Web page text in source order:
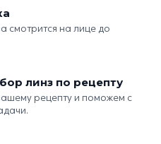
смотрится на лице до
линз по рецепту
рецепту и поможем с